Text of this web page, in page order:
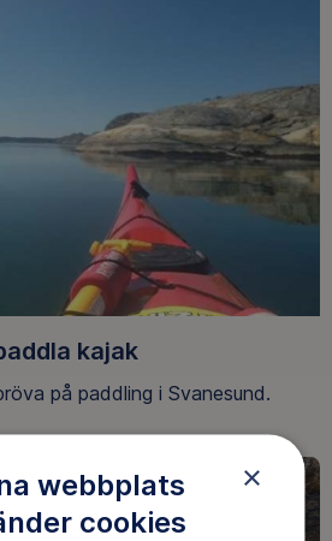
kajak
på paddling i Svanesund.
×
webbplats
cookies